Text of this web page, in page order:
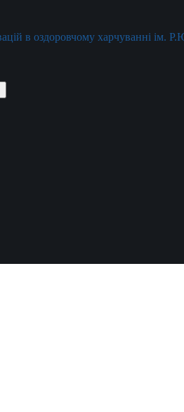
в оздоровчому харчуванні ім.